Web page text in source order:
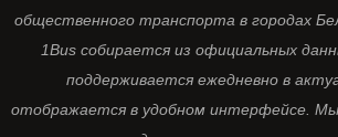
общественного транспорта в городах
1Bus собирается из официальных
поддерживается ежедневно в
отображается в удобном интерфейсе.